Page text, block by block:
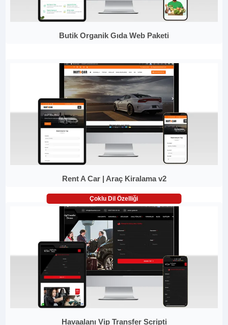
Butik Organik Gıda Web Paketi
Rent A Car | Araç Kiralama v2
Çoklu Dil Özelliği
Havaalanı Vip Transfer Scripti